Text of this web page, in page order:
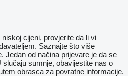
cijeni, provjerite da li vi
Saznajte što više
Jedan od načina prijevare je da se
sumnje, obavijestite nas o
obrasca za povratne informacije.